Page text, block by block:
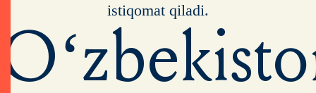
istiqomat qiladi.